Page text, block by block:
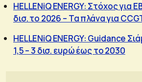
HELLENiQ ENERGY: Στόχος για
δισ. το 2026 – Τα πλάνα για
HELLENiQ ENERGY: Guidance
1,5 – 3 δισ. ευρώ έως το 2030